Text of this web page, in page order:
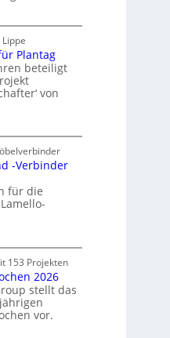
Plantag
beteiligt
von
-Verbinder
für die
153 Projekten
2026
stellt das
vor.